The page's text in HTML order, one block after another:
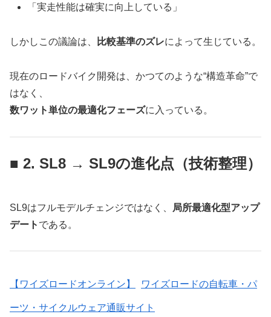
「実走性能は確実に向上している」
しかしこの議論は、 比較基準のズレによって生じている。
現在のロードバイク開発は、かつてのような“構造革命”で
はなく、
数ワット単位の最適化フェーズに入っている。
■ 2. SL8 → SL9の進化点（技術整理）
SL9はフルモデルチェンジではなく、
局所最適化型アップ
デート である。
【ワイズロードオンライン】 ワイズロードの自転車・パ
ーツ・サイクルウェア通販サイト